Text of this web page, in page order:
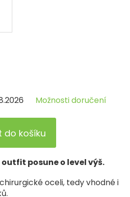
Možnosti doručení
do košíku
posune o level výš.
oceli, tedy vhodné i